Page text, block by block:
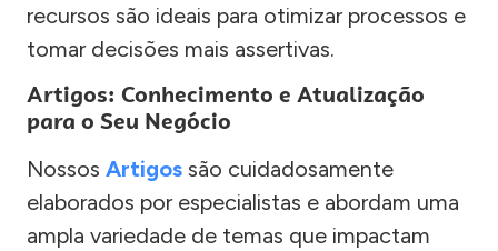
recursos são ideais para otimizar processos e
tomar decisões mais assertivas.
Artigos: Conhecimento e Atualização
para o Seu Negócio
Nossos Artigos são cuidadosamente
elaborados por especialistas e abordam uma
ampla variedade de temas que impactam